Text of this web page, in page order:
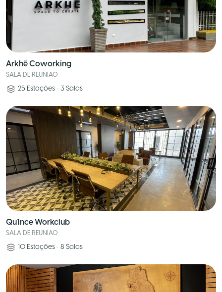
Arkhē Coworking
SALA DE REUNIAO
25 Estações • 3 Salas
Qu1nce Workclub
SALA DE REUNIAO
10 Estações • 8 Salas